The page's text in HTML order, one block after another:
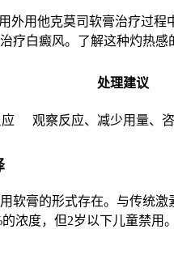
外用他克莫司软膏治疗过
疗白癜风。了解这种灼热
处理建议
观察反应、减少用量、
软膏的形式存在。与传统
浓度，但2岁以下儿童禁